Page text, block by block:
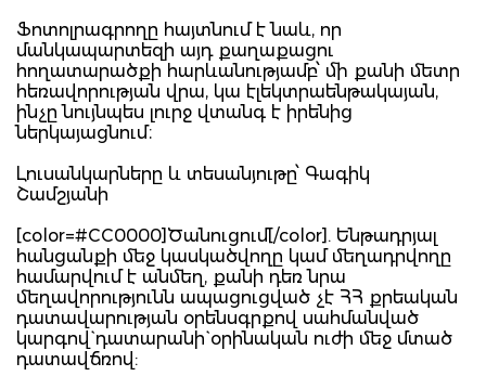
Ֆոտոլրագրողը հայտնում է նաև, որ
մանկապարտեզի այդ քաղաքացու
հողատարածքի հարևանությամբ՝ մի քանի մետր
հեռավորության վրա, կա էլեկտրաենթակայան,
ինչը նույնպես լուրջ վտանգ է իրենից
ներկայացնում։
Լուսանկարները և տեսանյութը՝ Գագիկ
Շամշյանի
[color=#CC0000]Ծանուցում[/color]. Ենթադրյալ
հանցանքի մեջ կասկածվողը կամ մեղադրվողը
համարվում է անմեղ, քանի դեռ նրա
մեղավորությունն ապացուցված չէ ՀՀ քրեական
դատավարության օրենսգրքով սահմանված
կարգով` դատարանի` օրինական ուժի մեջ մտած
դատավճռով: